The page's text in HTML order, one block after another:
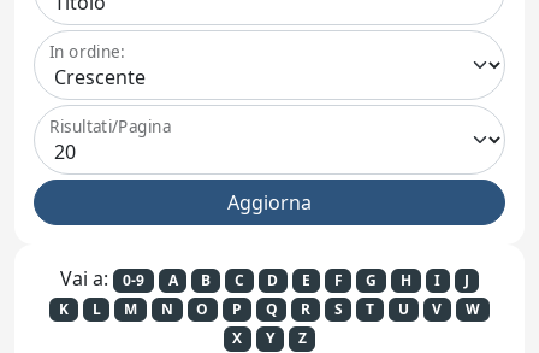
In ordine:
Risultati/Pagina
Vai a: 0-9 A B C D E F G H I
J
K
L M N O P Q R S T U V
W
X
Y Z